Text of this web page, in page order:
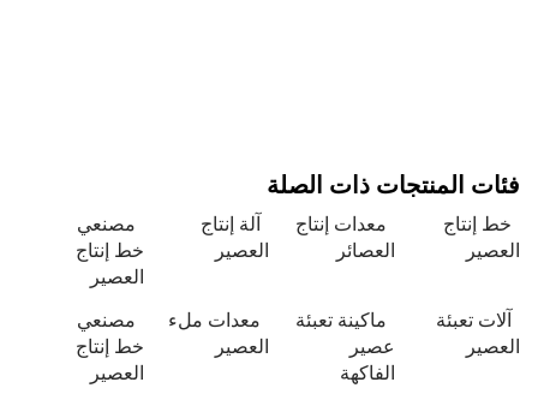
المنتجات ذات الصلة
معدات إنتاج
العصائر
آلة إنتاج
مصنعي
خط إنتاج
العصير
تعبئة
ماكينة تعبئة
الفاكهة
معدات ملء
مصنعي
خط إنتاج
العصير